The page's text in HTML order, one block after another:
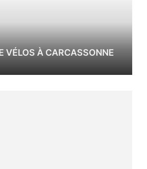
VÉLOS À CARCASSONNE